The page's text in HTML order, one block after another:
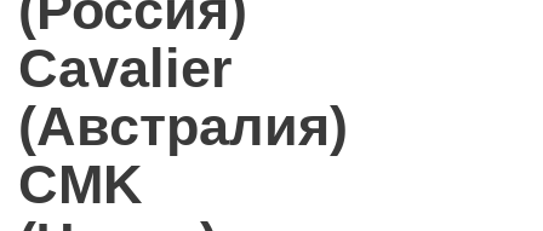
Cavalier
(Австралия)
CMK